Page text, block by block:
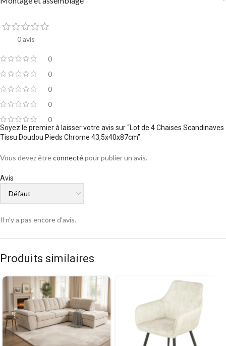
0 avis
0
0
0
0
0
Avis
Il n’y a pas encore d’avis.
Soyez le premier à laisser votre avis sur “Lot de 4 Chaises Scandinaves
Tissu Doudou Pieds Chrome 43,5x40x87cm”
Vous devez êtreconnectépour publier un avis.
Produits similaires